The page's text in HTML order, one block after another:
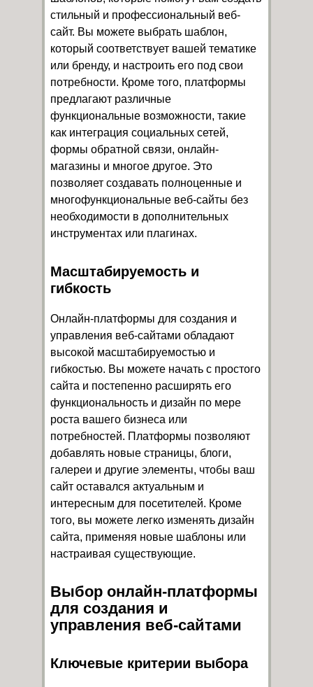
стильный и профессиональный веб-
сайт. Вы можете выбрать шаблон,
который соответствует вашей тематике
или бренду, и настроить его под свои
потребности. Кроме того, платформы
предлагают различные
функциональные возможности, такие
как интеграция социальных сетей,
формы обратной связи, онлайн-
магазины и многое другое. Это
позволяет создавать полноценные и
многофункциональные веб-сайты без
необходимости в дополнительных
инструментах или плагинах.
Масштабируемость и
гибкость
Онлайн-платформы для создания и
управления веб-сайтами обладают
высокой масштабируемостью и
гибкостью. Вы можете начать с простого
сайта и постепенно расширять его
функциональность и дизайн по мере
роста вашего бизнеса или
потребностей. Платформы позволяют
добавлять новые страницы, блоги,
галереи и другие элементы, чтобы ваш
сайт оставался актуальным и
интересным для посетителей. Кроме
того, вы можете легко изменять дизайн
сайта, применяя новые шаблоны или
настраивая существующие.
Выбор онлайн-платформы
для создания и
управления веб-сайтами
Ключевые критерии выбора